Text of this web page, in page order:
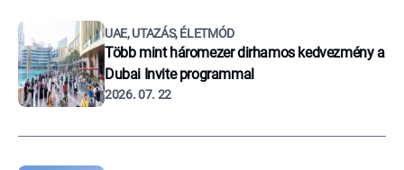
UAE, UTAZÁS, ÉLETMÓD
Több mint háromezer dirhamos kedvezmény a
Dubai Invite programmal
2026. 07. 22